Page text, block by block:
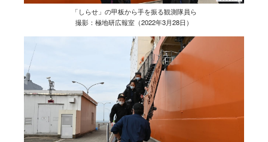
「しらせ」の甲板から手を振る観測隊員ら
撮影：極地研広報室（2022年3月28日）